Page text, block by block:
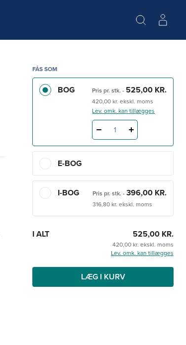
FÅS SOM
BOG Pris pr. stk. - 525,00 KR.
420,00 kr. ekskl. moms
Lev. omk. kan tillægges
1
E-BOG
I-BOG Pris pr. stk. -396,00 KR.
316,80 kr. ekskl. moms
I ALT 525,00 KR.
420,00 kr. ekskl. moms
Lev. omk. kan tillægges
LÆG I KURV